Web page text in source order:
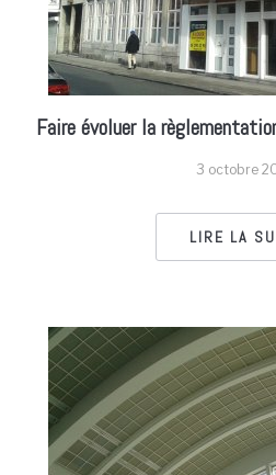
Faire évoluer la
3 octobre
LIRE LA